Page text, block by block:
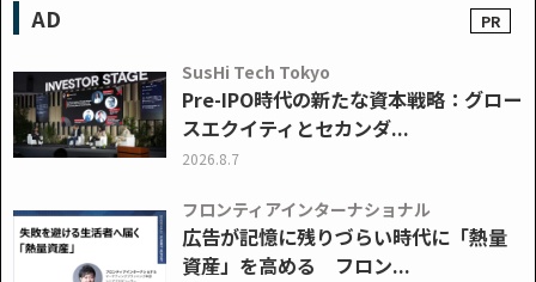
AD
SusHi Tech Tokyo
Pre-IPO時代の新たな資本戦略：グロー
スエクイティとセカンダ...
2026.8.7
フロンティアインターナショナル
広告が記憶に残りづらい時代に「熱量
資産」を高める フロン...